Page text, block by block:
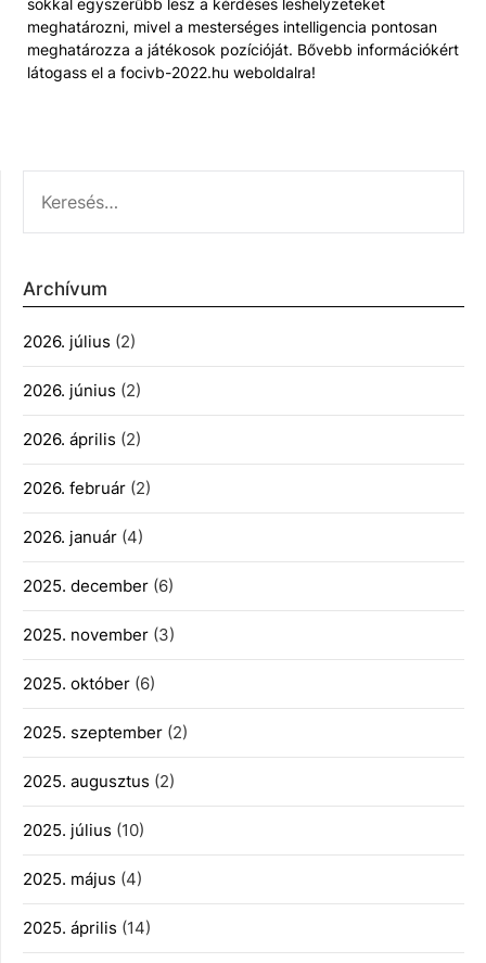
meghatározni, mivel a mesterséges intelligencia pontosan
meghatározza a játékosok pozícióját. Bővebb információkért
látogass el a focivb-2022.hu weboldalra!
Archívum
2026. július (2)
2026. június (2)
2026. április (2)
2026. február (2)
2026. január (4)
2025. december (6)
2025. november (3)
2025. október (6)
2025. szeptember (2)
2025. augusztus (2)
2025. július (10)
2025. május (4)
2025. április (14)